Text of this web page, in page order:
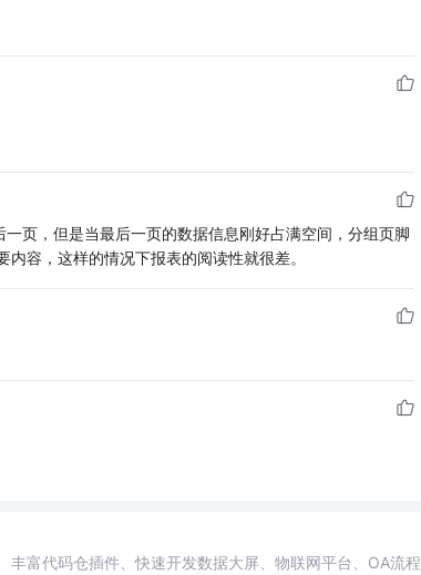
页，但是当最后一页的数据信息刚好占满空间，分组页脚
容，这样的情况下报表的阅读性就很差。
富代码仓插件、快速开发数据大屏、物联网平台、OA流程